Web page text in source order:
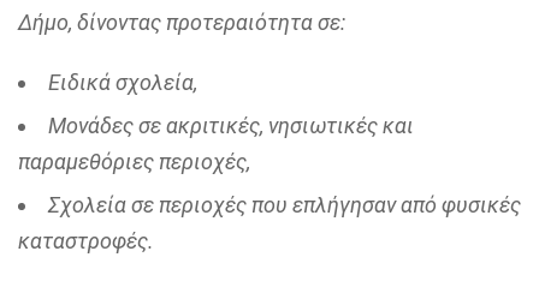
Δήμο, δίνοντας προτεραιότητα σε:
Ειδικά σχολεία,
Μονάδες σε ακριτικές, νησιωτικές και
παραμεθόριες περιοχές,
Σχολεία σε περιοχές που επλήγησαν από φυσικές
καταστροφές.